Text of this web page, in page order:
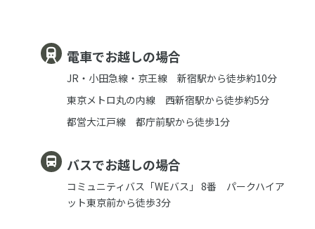
電車でお越しの場合
JR・小田急線・京王線 新宿駅から徒歩約10分
東京メトロ丸の内線 西新宿駅から徒歩約5分
都営大江戸線 都庁前駅から徒歩1分
バスでお越しの場合
コミュニティバス「WEバス」 8番 パークハイア
ット東京前から徒歩3分